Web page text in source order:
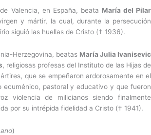
Valencia, en España, beata María del Pilar
y mártir, la cual, durante la persecución
siguió las huellas de Cristo († 1936).
Herzegovina, beatas María Julia Ivanisevic
, religiosas profesas del Instituto de las Hijas de
que se empeñaron ardorosamente en el
ecuménico, pastoral y educativo y que fueron
violencia de milicianos siendo finalmente
por su intrépida fidelidad a Cristo († 1941).
)